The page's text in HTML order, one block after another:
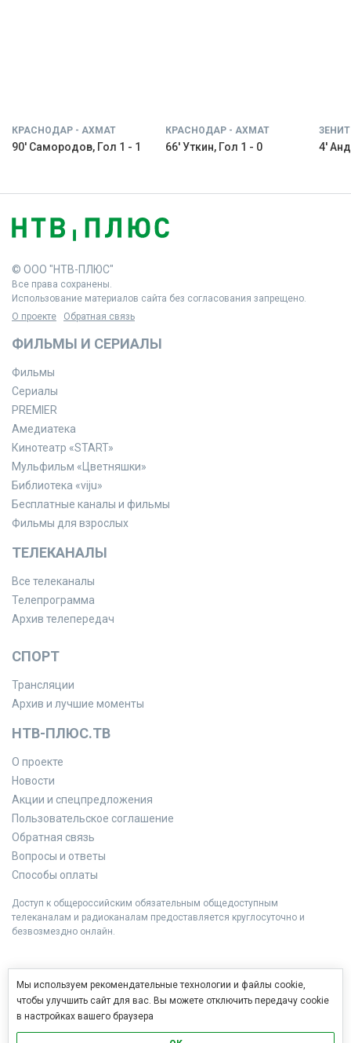
КРАСНОДАР - АХМАТ
90' Самородов, Гол 1 - 1
КРАСНОДАР - АХМАТ
66' Уткин, Гол 1 - 0 4'
© ООО "НТВ-ПЛЮС"
Все права сохранены.
Использование материалов сайта без согласования запрещено.
О проекте
Обратная связь
ФИЛЬМЫ И СЕРИАЛЫ
Фильмы
Сериалы
PREMIER
Амедиатека
Кинотеатр «START»
Мульфильм «Цветняшки»
Библиотека «viju»
Бесплатные каналы и фильмы
Фильмы для взрослых
ТЕЛЕКАНАЛЫ
Все телеканалы
Телепрограмма
Архив телепередач
СПОРТ
Трансляции
Архив и лучшие моменты
НТВ-ПЛЮС.ТВ
О проекте
Новости
Акции и спецпредложения
Пользовательское соглашение
Обратная связь
Вопросы и ответы
Способы оплаты
Доступ к общероссийским обязательным общедоступным
телеканалам и радиоканалам предоставляется круглосуточно и
безвозмездно онлайн.
Мы используем рекомендательные технологии и файлы cookie,
чтобы улучшить сайт для вас. Вы можете отключить передачу cookie
в настройках вашего браузера